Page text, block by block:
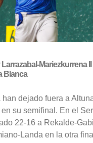
Mariezkurrena
Blanca
dejado fuera a
su semifinal. En el
22-16 a Rekalde-
Landa en la otra